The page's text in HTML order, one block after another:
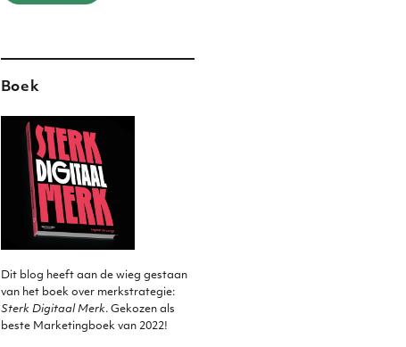
Boek
Dit blog heeft aan de wieg gestaan
van het boek over merkstrategie:
Sterk Digitaal Merk. Gekozen als
beste Marketingboek van 2022!